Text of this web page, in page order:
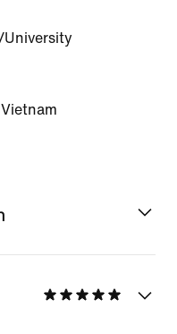
University